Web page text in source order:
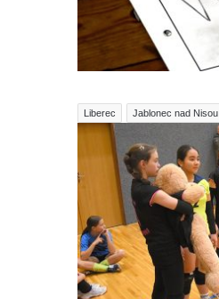
Liberec Jablonec nad Nisou